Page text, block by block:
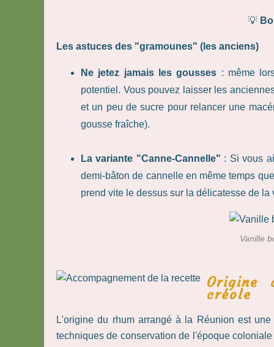
💡
Les astuces des "gramounes" (les anciens)
Ne jetez jamais les gousses : même
potentiel. Vous pouvez laisser les
et un peu de sucre pour relancer une
gousse fraîche).
La variante "Canne-Cannelle" : Si vous
demi-bâton de cannelle en même temps
prend vite le dessus sur la délicatesse de la
Vanille
Origine
créole
L'origine du rhum arrangé à la Réunion est
techniques de conservation de l'époque